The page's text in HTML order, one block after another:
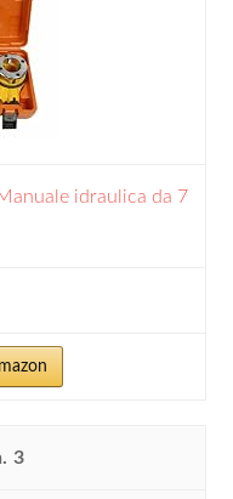
idraulica da 7
3